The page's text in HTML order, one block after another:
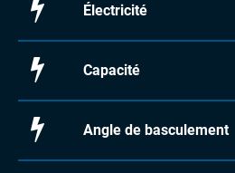
Électricité
Capacité
Angle de basculement